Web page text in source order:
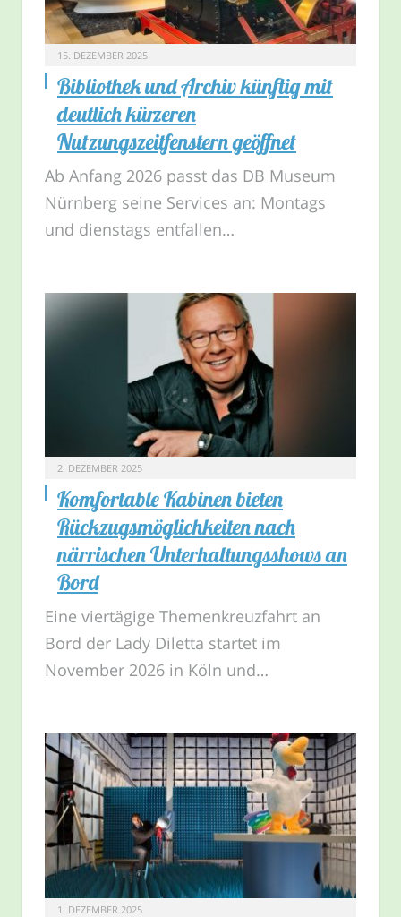
15. DEZEMBER 2025
Bibliothek und Archiv künftig mit
deutlich kürzeren
Nutzungszeitfenstern geöffnet
Ab Anfang 2026 passt das DB Museum
Nürnberg seine Services an: Montags
und dienstags entfallen…
2. DEZEMBER 2025
Komfortable Kabinen bieten
Rückzugsmöglichkeiten nach
närrischen Unterhaltungsshows an
Bord
Eine viertägige Themenkreuzfahrt an
Bord der Lady Diletta startet im
November 2026 in Köln und…
1. DEZEMBER 2025